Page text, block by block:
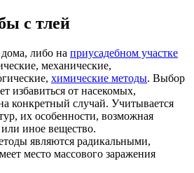
с тлей
либо на приусадебном участке
механические,
химические методы. Выбор
избавиться от насекомых,
конкретный случай. Учитывается
их особенности, возможная
иное вещество.
являются радикальными,
место массового заражения